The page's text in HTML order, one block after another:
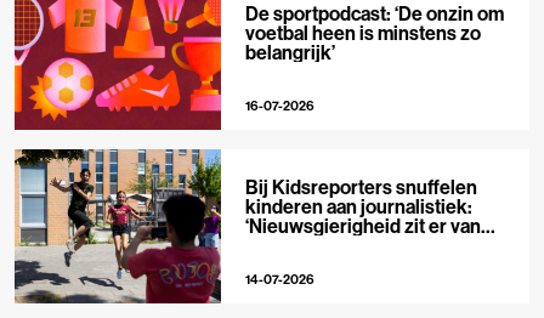
De sportpodcast: ‘De onzin om
voetbal heen is minstens zo
belangrijk’
16-07-2026
Bij Kidsreporters snuffelen
kinderen aan journalistiek:
‘Nieuwsgierigheid zit er van
14-07-2026